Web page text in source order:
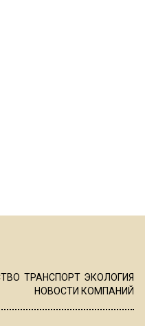
ТРАНСПОРТ ЭКОЛОГИЯ
НОВОСТИ КОМПАНИЙ